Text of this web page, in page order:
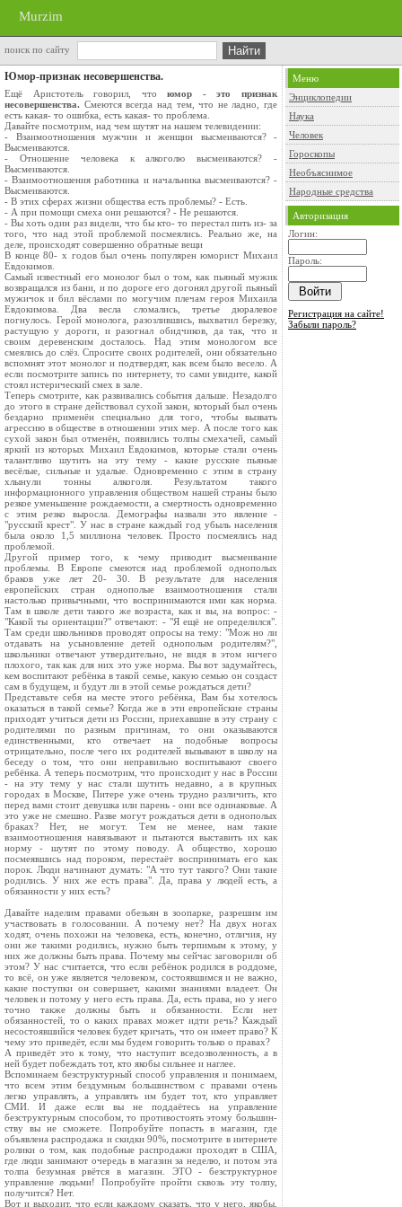
Murzim
поиск по сайту
Юмор-признак несовершенства.
Ещё Аристотель говорил, чтоюмор - это признак
несовершенства. Сме­ются всегда над тем, что не ладно, где
есть какая- то ошибка, есть какая- то проблема.
Давайте посмотрим, над чем шутят на нашем телевидении:
- Взаимоотношения мужчин и женщин высмеиваются? -
Высмеиваются.
- Отношение человека к алкоголю высмеиваются? -
Высмеиваются.
- Взаимоотношения работника и начальника высмеиваются? -
Выс­меиваются.
- В этих сферах жизни общества есть проблемы? - Есть.
- А при помощи смеха они решаются? - Не решаются.
- Вы хоть один раз видели, что бы кто- то перестал пить из- за
того, что над этой проблемой посмеялись. Реально же, на
деле, происходят совер­шенно обратные вещи
В конце 80- х годов был очень популярен юморист Михаил
Евдокимов.
Самый известный его монолог был о том, как пьяный мужик
возвращался из бани, и по дороге его догонял другой пьяный
мужичок и бил вёслами по могучим плечам героя Михаила
Евдокимова. Два весла сломались, третье дюралевое
погнулось. Герой монолога, разозлившись, выхватил березку,
растущую у дороги, и разогнал обидчиков, да так, что и
своим деревенским досталось. Над этим монологом все
смеялись до слёз. Спросите своих родителей, они обязательно
вспомнят этот монолог и подтвердят, как всем было весело. А
если посмотрите запись по интернету, то сами увидите, какой
стоял истерический смех в зале.
Теперь смотрите, как развивались события дальше. Незадолго
до этого в стране действовал сухой закон, который был очень
бездарно применён специально для того, чтобы вызвать
агрессию в обществе в отношении этих мер. А после того как
сухой закон был отменён, появились толпы смехачей, самый
яркий из которых Михаил Евдокимов, которые стали очень
талант­ливо шутить на эту тему - какие русские пьяные
весёлые, сильные и уда­лые. Одновременно с этим в страну
хлынули тонны алкоголя. Результатом такого
информационного управления обществом нашей страны было
резкое уменьшение рождаемости, а смертность одновременно
с этим резко вырос­ла. Демографы назвали это явление -
"русский крест". У нас в стране каж­дый год убыль населения
была около 1,5 миллиона человек. Просто посмея­лись над
проблемой.
Другой пример того, к чему приводит высмеивание
проблемы. В Европе смеются над проблемой однополых
браков уже лет 20- 30. В результате для населения
европейских стран однополые взаимоотношения стали
настолько привычными, что воспринимаются ими как норма.
Там в школе дети такого же возраста, как и вы, на вопрос: -
"Какой ты ориентации?" отвечают: - "Я ещё не определился".
Там среди школьников проводят опросы на тему: "Мож­ но ли
отдавать на усыновление детей однополым родителям?",
школьники отвечают утвердительно, не видя в этом ничего
плохого, так как для них это уже норма. Вы вот задумайтесь,
кем воспитают ребёнка в такой семье, какую семью он создаст
сам в будущем, и будут ли в этой семье рождаться дети?
Представьте себя на месте этого ребёнка, Вам бы хотелось
оказаться в такой семье? Когда же в эти европейские страны
приходят учиться дети из России, приехавшие в эту страну с
родителями по разным причинам, то они оказываются
единственными, кто отвечает на подобные вопросы
отрицательно, после чего их родителей вызывают в школу на
беседу о том, что они неправильно воспитывают своего
ребёнка. А теперь посмот­рим, что происходит у нас в России
- на эту тему у нас стали шутить недавно, а в крупных
городах в Москве, Питере уже очень трудно разли­чить, кто
перед вами стоит девушка или парень - они все одинаковые. А
это уже не смешно. Разве могут рождаться дети в однополых
браках? Нет, не могут. Тем не менее, нам такие
взаимоотношения навязывают и пытаются выставить их как
норму - шутят по этому поводу. А общество, хорошо
посмеявшись над пороком, перестаёт воспринимать его как
по­рок. Люди начинают думать: "А что тут такого? Они такие
родились. У них же есть права". Да, права у людей есть, а
обязанности у них есть?
Давайте наделим правами обезьян в зоопарке, разрешим им
участвовать в голосовании. А почему нет? На двух ногах
ходят, очень похожи на чело­века, есть, конечно, отличия, ну
они же такими родились, нужно быть терпимым к этому, у
них же должны быть права. Почему мы сейчас заговорили об
этом? У нас считается, что если ребё­нок родился в роддоме,
то всё, он уже является человеком, состоявшимся и не важно,
какие поступки он совершает, какими знаниями владеет. Он
че­ловек и потому у него есть права. Да, есть права, но у него
точно также должны быть и обязанности. Если нет
обязанностей, то о каких правах может идти речь? Каждый
несостоявшийся человек будет кричать, что он имеет право? К
чему это приведёт, если мы будем говорить только о правах?
А приведёт это к тому, что наступит вседозволенность, а в
ней будет побеж­дать тот, кто якобы сильнее и наглее.
Вспоминаем безструктурный способ управления и понимаем,
что всем этим бездумным большинством с правами очень
легко управлять, а управ­лять им будет тот, кто управляет
СМИ. И даже если вы не поддаётесь на управление
безструктурным способом, то противостоять этому большин­
ству вы не сможете. Попробуйте попасть в магазин, где
объявлена распро­дажа и скидки 90%, посмотрите в интернете
ролики о том, как подобные распродажи проходят в США,
где люди занимают очередь в магазин за неделю, и потом эта
толпа безумная рвётся в магазин. ЭТО - безструктурное
управление людьми! Попробуйте пройти сквозь эту толпу,
получится? Нет.
Вот и выходит, что если каждому сказать, что у него, якобы,
Меню
Энциклопедии
Наука
Человек
Гороскопы
Необъяснимое
Народные средства
Авторизация
Логин:
Пароль:
Регистрация на сайте!
Забыли пароль?